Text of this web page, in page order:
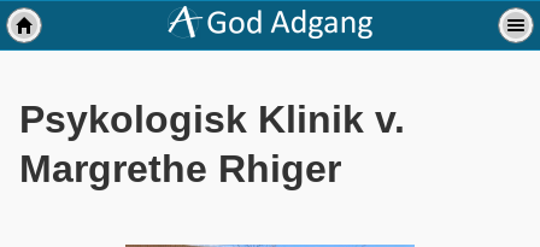
Psykologisk Klinik v.
Margrethe Rhiger